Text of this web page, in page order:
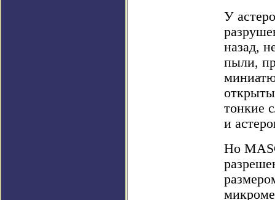
У
назад,
пыли,
тонкие
и
Но